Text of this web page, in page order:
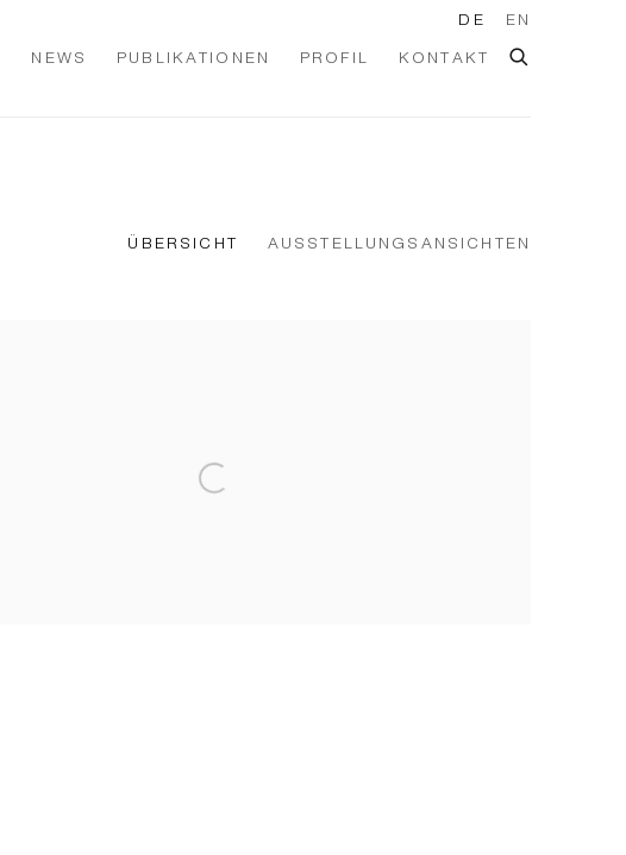
NEWS PUBLIKATIONEN PROFIL KONTAKT
DE EN
ÜBERSICHT AUSSTELLUNGSANSICHTEN